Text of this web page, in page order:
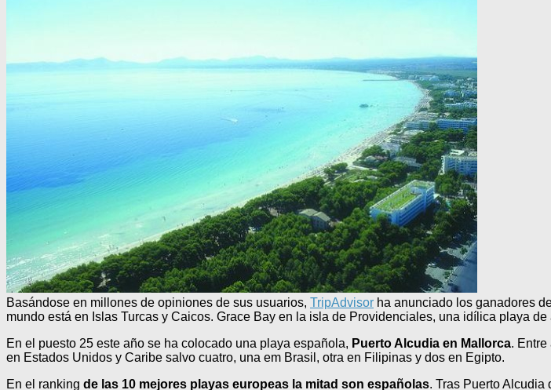
Basándose en millones de opiniones de sus usuarios, TripAdvisor ha anunciado los ganadores
mundo está en Islas Turcas y Caicos. Grace Bay en la isla de Providenciales, una idílica playa
En el puesto 25 este año se ha colocado una playa española, Puerto Alcudia en Mallorca. Entre
en Estados Unidos y Caribe salvo cuatro, una em Brasil, otra en Filipinas y dos en Egipto.
En el ranking de las 10 mejores playas europeas la mitad son españolas. Tras Puerto Alcudia